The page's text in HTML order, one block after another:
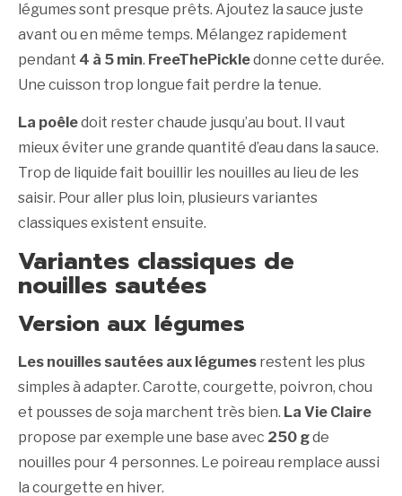
légumes sont presque prêts. Ajoutez la sauce juste
avant ou en même temps. Mélangez rapidement
pendant 4 à 5 min. FreeThePickledonne cette durée.
Une cuisson trop longue fait perdre la tenue.
La poêledoit rester chaude jusqu’au bout. Il vaut
mieux éviter une grande quantité d’eau dans la sauce.
Trop de liquide fait bouillir les nouilles au lieu de les
saisir. Pour aller plus loin, plusieurs variantes
classiques existent ensuite.
Variantes classiques de
nouilles sautées
Version aux légumes
Les nouilles sautées aux légumes restent les plus
simples à adapter. Carotte, courgette, poivron, chou
et pousses de soja marchent très bien. La Vie Claire
propose par exemple une base avec 250 gde
nouilles pour 4 personnes. Le poireau remplace aussi
la courgette en hiver.